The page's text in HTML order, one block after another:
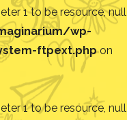
1 to be resource, null
wp-
ftpext.phpon
1 to be resource, null